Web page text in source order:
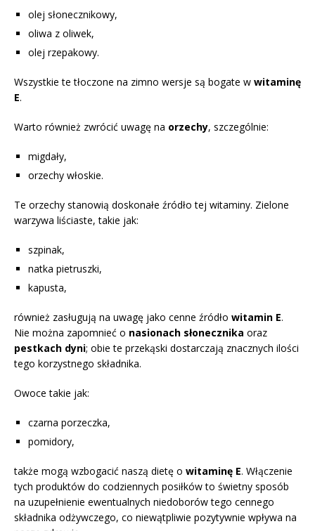
olej słonecznikowy,
oliwa z oliwek,
olej rzepakowy.
Wszystkie te tłoczone na zimno wersje są bogate w witaminę
E.
Warto również zwrócić uwagę na orzechy, szczególnie:
migdały,
orzechy włoskie.
Te orzechy stanowią doskonałe źródło tej witaminy. Zielone
warzywa liściaste, takie jak:
szpinak,
natka pietruszki,
kapusta,
również zasługują na uwagę jako cenne źródło witamin E.
Nie można zapomnieć o nasionach słonecznika oraz
pestkach dyni; obie te przekąski dostarczają znacznych ilości
tego korzystnego składnika.
Owoce takie jak:
czarna porzeczka,
pomidory,
także mogą wzbogacić naszą dietę o witaminę E. Włączenie
tych produktów do codziennych posiłków to świetny sposób
na uzupełnienie ewentualnych niedoborów tego cennego
składnika odżywczego, co niewątpliwie pozytywnie wpływa na